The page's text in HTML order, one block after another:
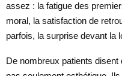
assez : la fatigue des
moral, la satisfaction de
parfois, la surprise devant la
De nombreux patients disent